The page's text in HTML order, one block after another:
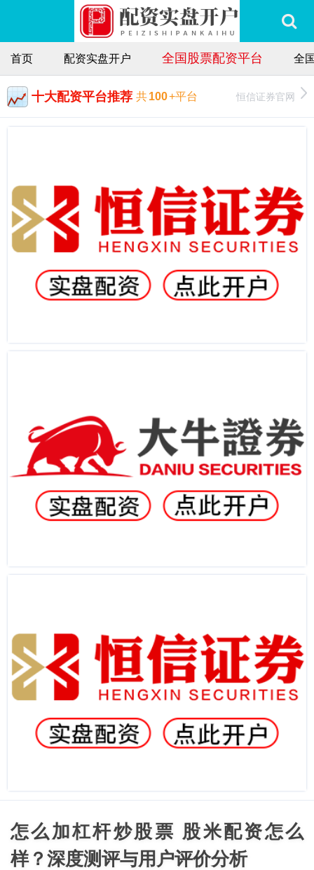
首页 配资实盘开户 全国股票配资平台 全
十大配资平台推荐 共100+平台 恒信证券官网
怎么加杠杆炒股票 股米配资怎么
样？深度测评与用户评价分析